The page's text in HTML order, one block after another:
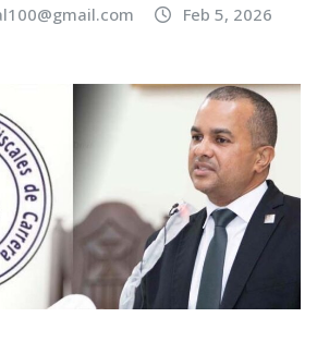
Feb 5, 2026